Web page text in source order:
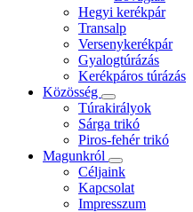
Hegyi kerékpár
Transalp
Versenykerékpár
Gyalogtúrázás
Kerékpáros túrázás
Közösség
Túrakirályok
Sárga trikó
Piros-fehér trikó
Magunkról
Céljaink
Kapcsolat
Impresszum